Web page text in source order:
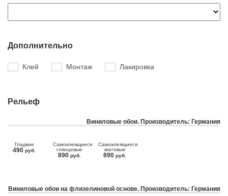
Дополнительно
Клей Монтаж Лакировка
Рельеф
Виниловые обои. Производитель: Германия
Гладкие
490 руб.
Самоклеящиеся
глянцевые
890 руб.
Самоклеящиеся
матовые
890 руб.
Виниловые обои на флизелиновой основе. Производитель: Германия